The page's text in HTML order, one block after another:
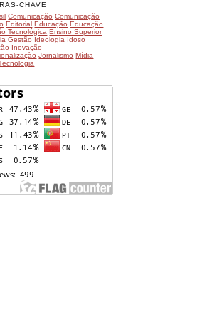
CHAVE
Comunicação Comunicação
Editorial Educação Educação
Tecnológica Ensino Superior
Gestão Ideologia Idoso
Inovação
Jornalismo Mídia